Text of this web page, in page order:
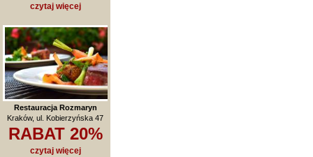
czytaj więcej
Restauracja Rozmaryn
Kraków, ul. Kobierzyńska 47
RABAT 20%
czytaj więcej